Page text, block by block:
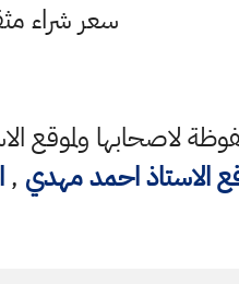
سعر شراء
لاصحابها ولموقع
الاستاذ احمد مهدي ,